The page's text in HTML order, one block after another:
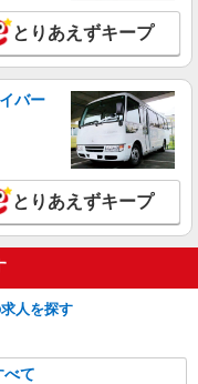
ケア事業部/郡山オフィ
り or 経験者
未経
福祉士：時給1,300円〜
与幅は経験・能力によ
最寄駅】会津鉄道会津線
好きな勤務地をお選び
詳細を見る
or 経験者
未経
とりあえずキープ
バー
とりあえずキープ
人を探す
べて